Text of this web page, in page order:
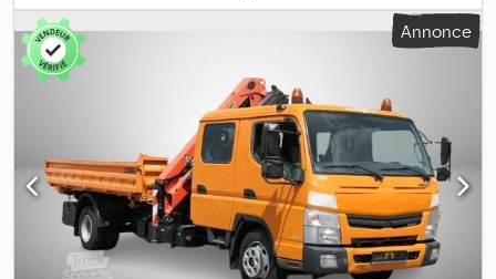
2 350 kg, poids total:7 490 kg, configuration d'essieux:4x2,
empattement:2 900 mm
, cabine conducteur:
cabine courte
d'émission:
acier , nombre de sièges:
, Équipement:ABS, blocage de
différentiel, climatisation, contrôle de traction, faible niveau de
bruit, programme électronique de stabilité (ESP), verrouillage
centralisé, Structure de marque Brock, type SL 140/2, fixation des
deux côtés. Offre non contraignante – modifications et ventes
intermédiaires réservées – la vente s’effectue avec exclusion de
toute garantie – toutes les informations sont données sans
garantie ! Dsdpfxszq Ar Is Akwsck
Annonce